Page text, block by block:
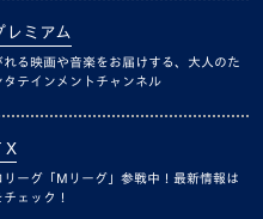
レミアム
れる映画や音楽をお届けする、大人のた
タテインメントチャンネル
X
リーグ「Mリーグ」参戦中！最新情報は
ェック！